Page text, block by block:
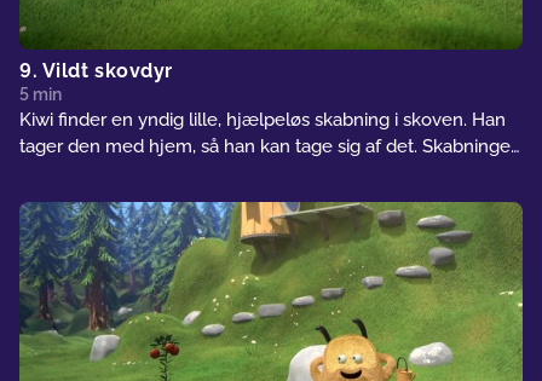
9. Vildt skovdyr
5 min
Kiwi finder en yndig lille, hjælpeløs skabning i skoven. Han
tager den med hjem, så han kan tage sig af det. Skabningen
Kiwi vender ryggen til, begynder den at ødelægge ting. Strit
får skylden – lige indtil Kiwi er alene med den lille skabning.